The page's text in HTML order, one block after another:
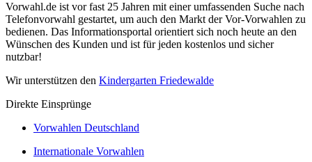
Vorwahl.de ist vor fast 25 Jahren mit einer umfassenden Suche nach
Telefonvorwahl gestartet, um auch den Markt der Vor-Vorwahlen zu
bedienen. Das Informationsportal orientiert sich noch heute an den
Wünschen des Kunden und ist für jeden kostenlos und sicher
nutzbar!
Wir unterstützen den Kindergarten Friedewalde
Direkte Einsprünge
Vorwahlen Deutschland
Internationale Vorwahlen